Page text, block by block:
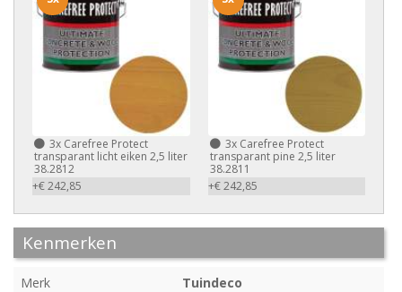
3x Carefree Protect
transparant licht eiken 2,5 liter
38.2812
+€ 242,85
3xCarefree Protect
transparant pine 2,5 liter
38.2811
+€ 242,85
Kenmerken
Merk
Tuindeco